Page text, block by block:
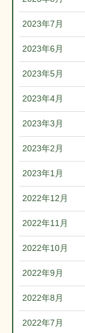
2023年7月
2023年6月
2023年5月
2023年4月
2023年3月
2023年2月
2023年1月
2022年12月
2022年11月
2022年10月
2022年9月
2022年8月
2022年7月